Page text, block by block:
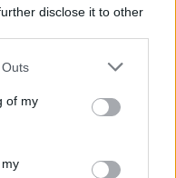
disclose it to other
of my
sport - co nabídne v prvním